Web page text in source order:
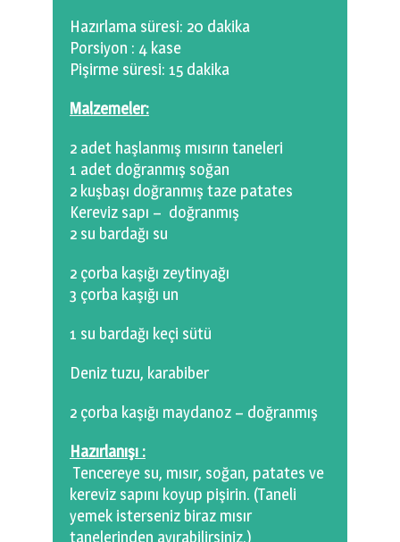
Hazırlama süresi: 20 dakika
Porsiyon : 4 kase
Pişirme süresi: 15 dakika
Malzemeler:
2 adet haşlanmış mısırın taneleri
1 adet doğranmış soğan
2 kuşbaşı doğranmış taze patates
Kereviz sapı – doğranmış
2 su bardağı su
2 çorba kaşığı zeytinyağı
3 çorba kaşığı un
1 su bardağı keçi sütü
Deniz tuzu, karabiber
2 çorba kaşığı maydanoz – doğranmış
Hazırlanışı :
Tencereye su, mısır, soğan, patates ve
kereviz sapını koyup pişirin. (Taneli
yemek isterseniz biraz mısır
tanelerinden ayırabilirsiniz.)